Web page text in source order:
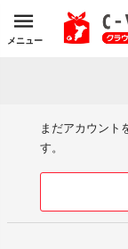
メニュー
まだアカウント
す。